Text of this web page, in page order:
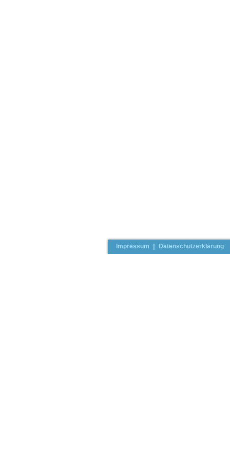
Impressum || Datenschutzerklärung